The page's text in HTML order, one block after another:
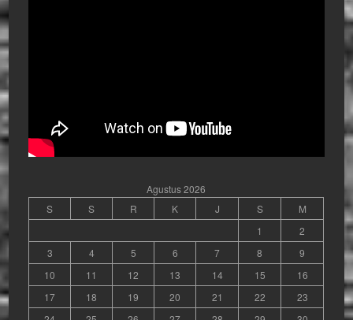
Agustus 2026
S
S R K J S
M
1
2
3
4 5 6 7 8
9
10
11 12 13 14 15
16
17
18 19 20 21 22
23